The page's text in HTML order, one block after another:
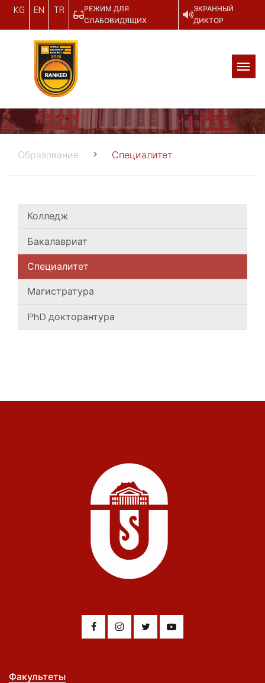
KG EN TR
РЕЖИМ ДЛЯ
СЛАБОВИДЯЩИХ
ЭКРАННЫЙ
ДИКТОР
Образование Специалитет
Колледж
Бакалавриат
Специалитет
Магистратура
PhD докторантура
Факультеты